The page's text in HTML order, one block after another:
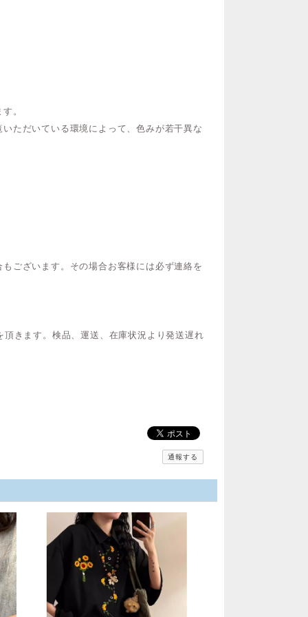
。
ただいている環境によって、色みが若干異な
ございます。その場合お客様には必ず連絡を
きます。検品、運送、在庫状況より発送遅れ
通報する